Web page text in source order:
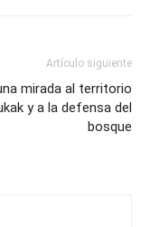
Artículo siguiente
mirada al territorio
y a la defensa del
bosque